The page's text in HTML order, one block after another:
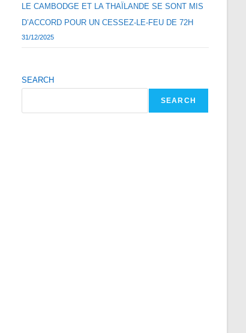
LE CAMBODGE ET LA THAÏLANDE SE SONT MIS
D’ACCORD POUR UN CESSEZ-LE-FEU DE 72H
31/12/2025
SEARCH
SEARCH